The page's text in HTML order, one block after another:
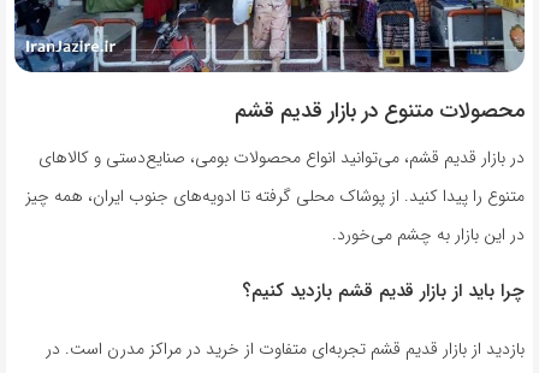
محصولات متنوع در بازار قدیم قشم
در بازار قدیم قشم، می‌توانید انواع محصولات بومی، صنایع‌دستی و کالاهای
متنوع را پیدا کنید. از پوشاک محلی گرفته تا ادویه‌های جنوب ایران، همه چیز
در این بازار به چشم می‌خورد.
چرا باید از بازار قدیم قشم بازدید کنیم؟
بازدید از بازار قدیم قشم تجربه‌ای متفاوت از خرید در مراکز مدرن است. در